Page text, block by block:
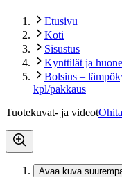
Etusivu
Koti
Sisustus
Kynttilät ja
Bolsius –
kpl/pakkaus
Tuotekuvat- ja videot
Avaa kuva